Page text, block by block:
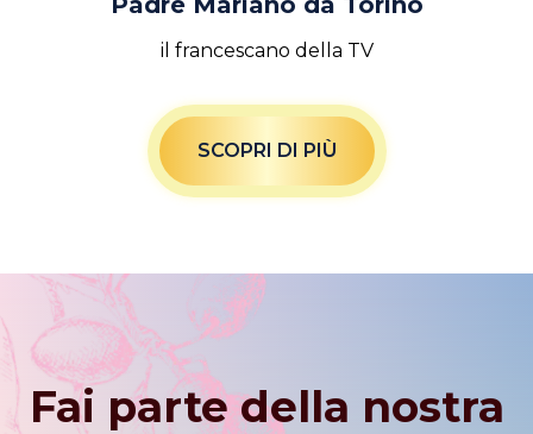
il francescano della TV
SCOPRI DI PIÙ
Fai parte della nostra